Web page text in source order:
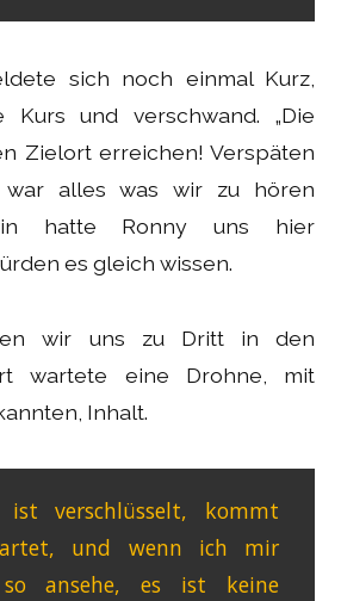
sich noch einmal Kurz,
und verschwand. „Die
Zielort erreichen! Verspäten
war alles was wir zu hören
hatte Ronny uns hier
es gleich wissen.
wir uns zu Dritt in den
wartete eine Drohne, mit
Inhalt.
ist verschlüsselt, kommt
und wenn ich mir
ansehe, es ist keine